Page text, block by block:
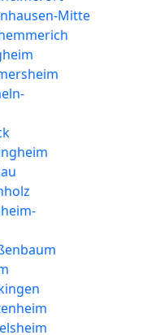
Mitte